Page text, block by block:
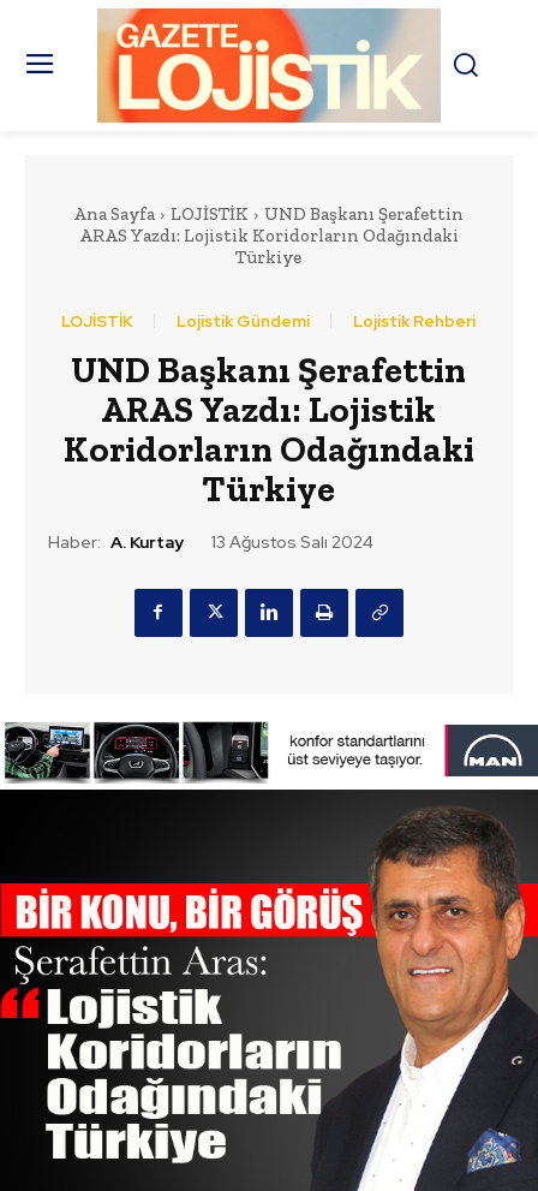
Ana Sayfa LOJİSTİK
UND Başkanı Şerafettin
ARAS Yazdı: Lojistik Koridorların Odağındaki
Türkiye
LOJİSTİK Lojistik Gündemi Lojistik Rehberi
UND Başkanı Şerafettin
ARAS Yazdı: Lojistik
Koridorların Odağındaki
Türkiye
Haber: A. Kurtay 13 Ağustos Salı 2024